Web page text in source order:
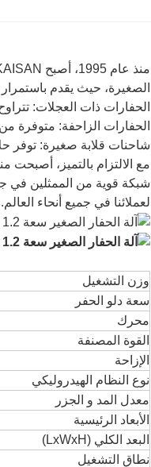
الصغيرة، حيث يقدم باستمرار
الحفارات ذات العجلات: تتراوح هذه الماكينات من 5 إلى
الحفارات الزاحفة: متوفرة من 0.8 إلى 24 طنًا، وتتميز بمتانتها الاستثنائية وقدرتها على التعامل مع المهام الصعبة
شاحنات قلابة صغيرة: توفر
شبكة قوية من الممثلين في
لعملائنا في جميع أنحاء العالم.
وزن التشغيل
سعة دلو الحفر
محرك
القوة المصنفة
الإزاحة
نوع النظام الهيدروليكي
معدل المد و الجزر
الأبعاد الرئيسية
البعد الكلي (LxWxH)
نطاق التشغيل